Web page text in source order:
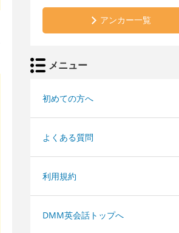
アンカー一覧
メニュー
初めての方へ
よくある質問
利用規約
DMM英会話トップへ